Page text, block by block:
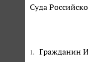
Суда
1.
Гражданин